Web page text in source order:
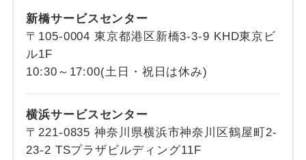
新橋サービスセンター
〒105-0004 東京都港区新橋3-3-9 KHD東京ビ
ル1F
10:30～17:00(土日・祝日は休み)
横浜サービスセンター
〒221-0835 神奈川県横浜市神奈川区鶴屋町2-
23-2 TSプラザビルディング11F